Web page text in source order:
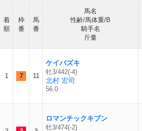
着
順
枠
番
馬
番
馬名
性齢/馬体重/B
騎手名
斤量
1 7 11
ケイバズキ
牡3/442(-4)
北村 宏司
56.0
ロマンチックキブン
牡3/474(-2)